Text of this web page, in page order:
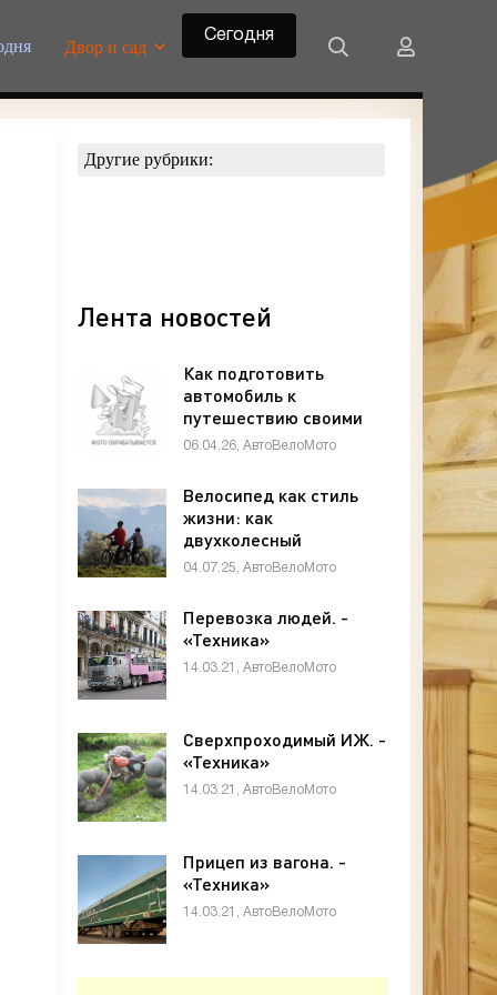
Двор и сад
Сегодня
Другие рубрики:
Лента новостей
Как подготовить
автомобиль к
путешествию своими
руками: чек-лист
06.04.26, АвтоВелоМото
Велосипед как стиль
жизни: как
двухколесный
транспорт меняет
04.07.25, АвтоВелоМото
Перевозка людей. -
«Техника»
14.03.21, АвтоВелоМото
Сверхпроходимый ИЖ. -
«Техника»
14.03.21, АвтоВелоМото
Прицеп из вагона. -
«Техника»
14.03.21, АвтоВелоМото